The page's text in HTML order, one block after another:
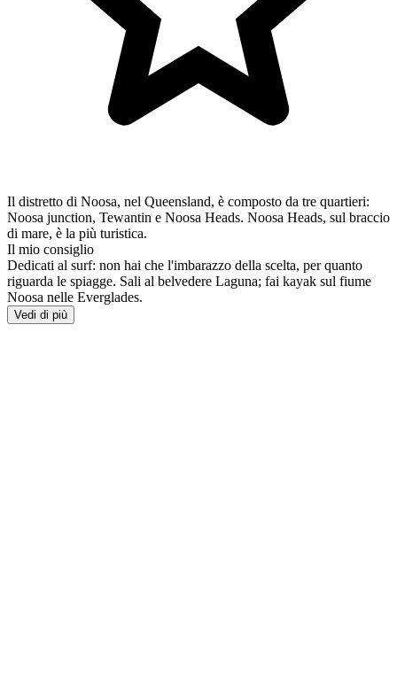
Il distretto di Noosa, nel Queensland, è composto da tre quartieri:
Noosa junction, Tewantin e Noosa Heads. Noosa Heads, sul braccio
di mare, è la più turistica.
Il mio consiglio
Dedicati al surf: non hai che l'imbarazzo della scelta, per quanto
riguarda le spiagge. Sali al belvedere Laguna; fai kayak sul fiume
Noosa nelle Everglades.
Vedi di più